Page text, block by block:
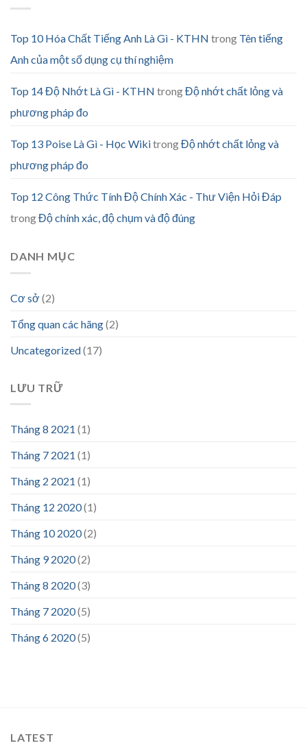
Top 10 Hóa Chất Tiếng Anh Là Gì - KTHN trong Tên tiếng
Anh của một số dụng cụ thí nghiệm
Top 14 Độ Nhớt Là Gì - KTHN trongĐộ nhớt chất lỏng và
phương pháp đo
Top 13 Poise Là Gì - Học WikitrongĐộ nhớt chất lỏng và
phương pháp đo
Top 12 Công Thức Tính Độ Chính Xác - Thư Viện Hỏi Đáp
trongĐộ chính xác, độ chụm và độ đúng
DANH MỤC
Cơ sở (2)
Tổng quan các hãng(2)
Uncategorized(17)
LƯU TRỮ
Tháng 8 2021 (1)
Tháng 7 2021 (1)
Tháng 2 2021 (1)
Tháng 12 2020(1)
Tháng 10 2020(2)
Tháng 9 2020(2)
Tháng 8 2020(3)
Tháng 7 2020(5)
Tháng 6 2020(5)
LATEST